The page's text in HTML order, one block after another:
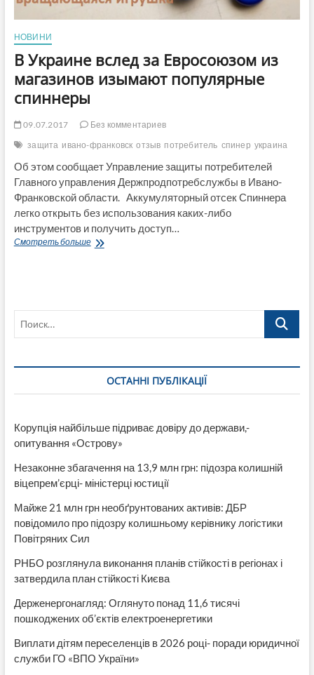
НОВИНИ
В Украине вслед за Евросоюзом из
магазинов изымают популярные
спиннеры
09.07.2017
Без комментариев
защита ивано-франковск отзыв потребитель спинер украина
Об этом сообщает Управление защиты потребителей
Главного управления Держпродпотребслужбы в Ивано-
Франковской области. Аккумуляторный отсек Спиннера
легко открыть без использования каких-либо
инструментов и получить доступ…
Смотреть большеВ
популярные
Поиск…
ОСТАННІ ПУБЛІКАЦІЇ
Корупція найбільше підриває довіру до держави,-
опитування «Острову»
Незаконне збагачення на 13,9 млн грн: підозра колишній
віцепрем’єрці- міністерці юстиції
Майже 21 млн грн необґрунтованих активів: ДБР
повідомило про підозру колишньому керівнику логістики
Повітряних Сил
РНБО розглянула виконання планів стійкості в регіонах і
затвердила план стійкості Києва
Держенергонагляд: Оглянуто понад 11,6 тисячі
пошкоджених об’єктів електроенергетики
Виплати дітям переселенців в 2026 році- поради юридичної
служби ГО «ВПО України»